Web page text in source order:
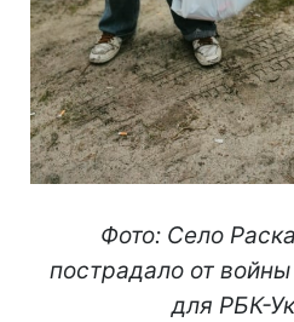
Фото: Село
пострадало от
для РБК-